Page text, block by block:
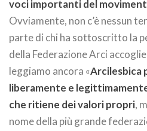
voci importanti del
Ovviamente, non c’è nessun
parte di chi ha sottoscritto la
della Federazione Arci
leggiamo ancora «Arcilesbica
liberamente e
che ritiene dei valori propri,
nome della più grande